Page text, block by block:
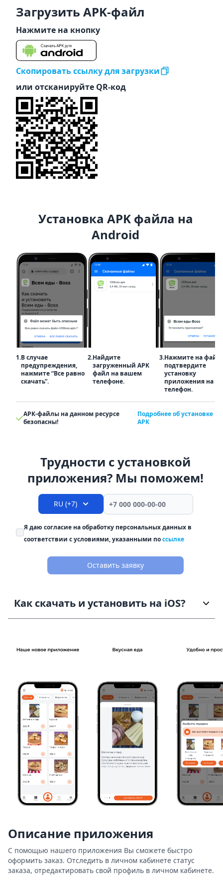
Загрузить APK-файл
Нажмите на кнопку
Скопировать ссылку для загрузки
или отсканируйте QR-код
Установка APK файла на
Android
1.В случае
предупреждения,
нажмите “Все равно
скачать”.
2.Найдите
загруженный APK
файл на вашем
телефоне.
3.Нажмите на файл
подтвердите
установку
приложения на
телефон.
APK-файлы на данном ресурсе
безопасны!
Подробнее об установке
APK
Трудности с установкой
приложения? Мы поможем!
RU (+7)
Я даю согласие на обработку персональных данных в
соответствии с условиями, указанными поссылке
Оставить заявку
Как скачать и установить на iOS?
Описание приложения
С помощью нашего приложения Вы сможете быстро
оформить заказ. Отследить в личном кабинете статус
заказа, отредактировать свой профиль в личном кабинете.